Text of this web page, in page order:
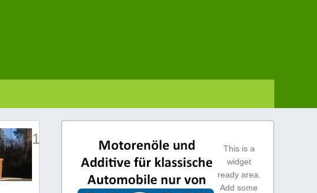
1. Fiat 600 Club Deutschland
This is a
widget
ready area.
Add some